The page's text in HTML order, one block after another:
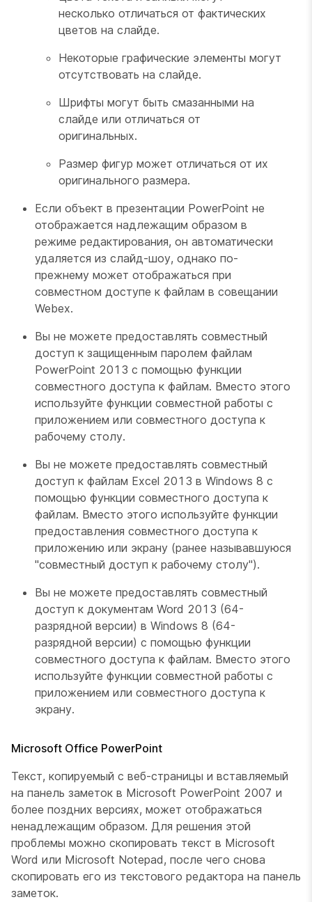
несколько отличаться от фактических
цветов на слайде.
Некоторые графические элементы могут
отсутствовать на слайде.
Шрифты могут быть смазанными на
слайде или отличаться от
оригинальных.
Размер фигур может отличаться от их
оригинального размера.
Если объект в презентации PowerPoint не
отображается надлежащим образом в
режиме редактирования, он автоматически
удаляется из слайд-шоу, однако по-
прежнему может отображаться при
совместном доступе к файлам в совещании
Webex.
Вы не можете предоставлять совместный
доступ к защищенным паролем файлам
PowerPoint 2013 с помощью функции
совместного доступа к файлам. Вместо этого
используйте функции совместной работы с
приложением или совместного доступа к
рабочему столу.
Вы не можете предоставлять совместный
доступ к файлам Excel 2013 в Windows 8 с
помощью функции совместного доступа к
файлам. Вместо этого используйте функции
предоставления совместного доступа к
приложению или экрану (ранее называвшуюся
"совместный доступ к рабочему столу").
Вы не можете предоставлять совместный
доступ к документам Word 2013 (64-
разрядной версии) в Windows 8 (64-
разрядной версии) с помощью функции
совместного доступа к файлам. Вместо этого
используйте функции совместной работы с
приложением или совместного доступа к
экрану.
Microsoft Office PowerPoint
Текст, копируемый с веб-страницы и вставляемый
на панель заметок в Microsoft PowerPoint 2007 и
более поздних версиях, может отображаться
ненадлежащим образом. Для решения этой
проблемы можно скопировать текст в Microsoft
Word или Microsoft Notepad, после чего снова
скопировать его из текстового редактора на панель
заметок.